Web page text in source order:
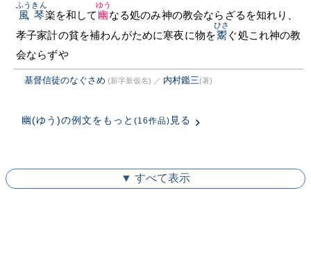
風琴
ふうきん
楽を和して 幽
ゆう
なる処のみ神の教会ならざるを知れり、
孝子家計の貧を補わんがために寒夜に物を鬻
ひさ
ぐ処これ神の教
会ならずや
基督信徒のなぐさめ (新字新仮名) ／ 内村鑑三(著)
幽(ゆう)の例文をもっと (16作品) 見る
▼ すべて表示